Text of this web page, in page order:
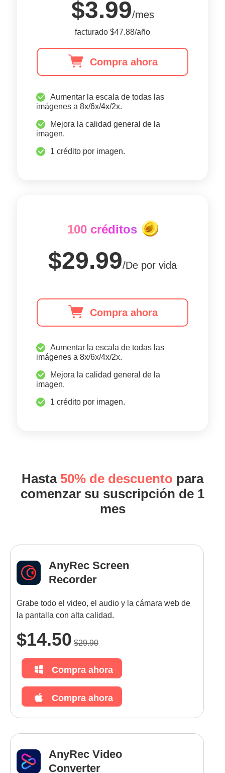
$3.99/mes
facturado $47.88/año
Compra ahora
Aumentar la escala de todas las
imágenes a 8x/6x/4x/2x.
Mejora la calidad general de la
imagen.
1 crédito por imagen.
100 créditos
$29.99/De por vida
Compra ahora
Aumentar la escala de todas las
imágenes a 8x/6x/4x/2x.
Mejora la calidad general de la
imagen.
1 crédito por imagen.
Hasta 50% de descuento para
comenzar su suscripción de 1
mes
AnyRec Screen
Recorder
Grabe todo el video, el audio y la cámara web de
la pantalla con alta calidad.
$14.50 $29.90
Compra ahora
Compra ahora
AnyRec Video
Converter